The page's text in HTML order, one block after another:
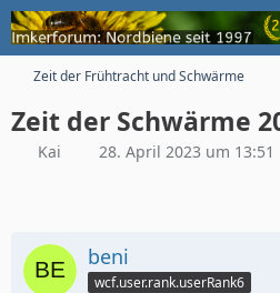
Zeit der Frühtracht und Schwärme
Zeit der Schwärme
Kai 28. April 2023 um 13:51
beni
wcf.user.rank.userRank6